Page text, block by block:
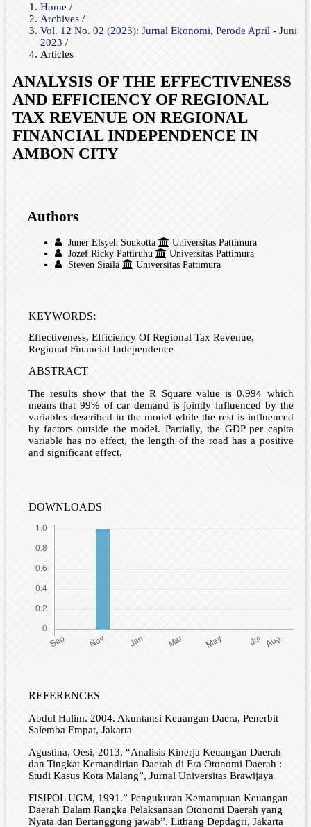
Home /
Archives /
Vol. 12 No. 02 (2023): Jurnal Ekonomi, Perode April - Juni
2023 /
Articles
ANALYSIS OF THE EFFECTIVENESS
AND EFFICIENCY OF REGIONAL
TAX REVENUE ON REGIONAL
FINANCIAL INDEPENDENCE IN
AMBON CITY
Authors
Juner Elsyeh Soukotta
Universitas Pattimura
Jozef Ricky Pattiruhu
Universitas Pattimura
Steven Siaila
Universitas Pattimura
KEYWORDS:
Effectiveness, Efficiency Of Regional Tax Revenue,
Regional Financial Independence
ABSTRACT
The results show that the R Square value is 0.994 which
means that 99% of car demand is jointly influenced by the
variables described in the model while the rest is influenced
by factors outside the model. Partially, the GDP per capita
variable has no effect, the length of the road has a positive
and significant effect,
DOWNLOADS
REFERENCES
Abdul Halim. 2004. Akuntansi Keuangan Daera, Penerbit
Salemba Empat, Jakarta
Agustina, Oesi, 2013. “Analisis Kinerja Keuangan Daerah
dan Tingkat Kemandirian Daerah di Era Otonomi Daerah :
Studi Kasus Kota Malang”, Jurnal Universitas Brawijaya
FISIPOL UGM, 1991.” Pengukuran Kemampuan Keuangan
Daerah Dalam Rangka Pelaksanaan Otonomi Daerah yang
Nyata dan Bertanggung jawab”. Litbang Depdagri, Jakarta